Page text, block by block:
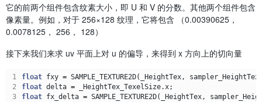
它的前两个组件包含纹素大小，即 U 和 V 的分数。其他两个组件包含
像素量。例如，对于 256×128 纹理，它将包含 （0.00390625，
0.0078125， 256， 128）
接下来我们来求 uv 平面上对 u 的偏导，来得到 x 方向上的切向量
1 float fxy = SAMPLE_TEXTURE2D( _HeightTex , sampler_HeightTex
2
float delta = _HeightTex_TexelSize. x;
3
float fx_delta = SAMPLE_TEXTURE2D( _HeightTex ,